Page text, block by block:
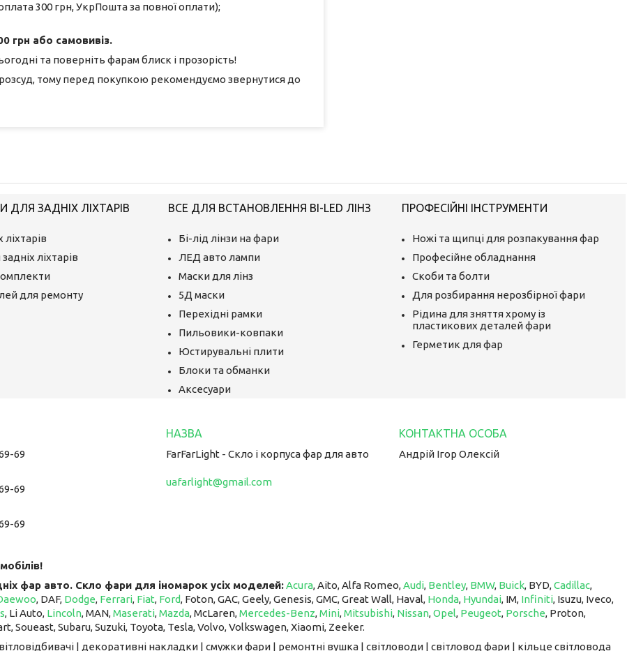
300 грн, УкрПошта за повної оплати);
грн або самовивіз.
та поверніть фарам блиск і прозорість!
тому перед покупкою рекомендуємо звернутися до
ДЛЯ ЗАДНІХ ЛІХТАРІВ
ліхтарів
ліхтарів
для ремонту
ВСЕ ДЛЯ ВСТАНОВЛЕННЯ BI-LED ЛІНЗ
Бі-лід лінзи на фари
ЛЕД авто лампи
Маски для лінз
5Д маски
Перехідні рамки
Пильовики-ковпаки
Юстирувальні плити
Блоки та обманки
Аксесуари
ПРОФЕСІЙНІ ІНСТРУМЕНТИ
Ножі та щипці для розпакування фар
Професійне обладнання
Скоби та болти
Для розбирання нерозбірної фари
Рідина для зняття хрому із
пластикових деталей фари
Герметик для фар
69
69
69
FarFarLight - Cкло і корпуса фар для авто
uafarlight@gmail.com
Андрій Ігор Олексій
фар авто. Скло фари для іномарок усіх моделей:Acura, Aito, Alfa Romeo,Audi, Bentley, BMW, Buick, BYD,Cadillac,
, DAF, Dodge, Ferrari, Fiat, Ford, Foton, GAC, Geely, Genesis, GMC, Great Wall, Haval, Honda, Hyundai, IM, ​​​​​​​ Infiniti, Isuzu, Iveco,
, Li Auto, ​​​​​​​ Lincoln, MAN,Maserati,Mazda, McLaren, ​​​​​​​Mercedes-Benz,Mini,Mitsubishi, Nissan,Opel, Peugeot, Porsche, Proton, ​​​​​​​
Soueast, Subaru, Suzuki, Toyota, Tesla, Volvo, Volkswagen, Xiaomi, Zeeker.
| декоративні накладки | смужки фари | ремонтні вушка | світловоди | світловод фари | кільце світловода